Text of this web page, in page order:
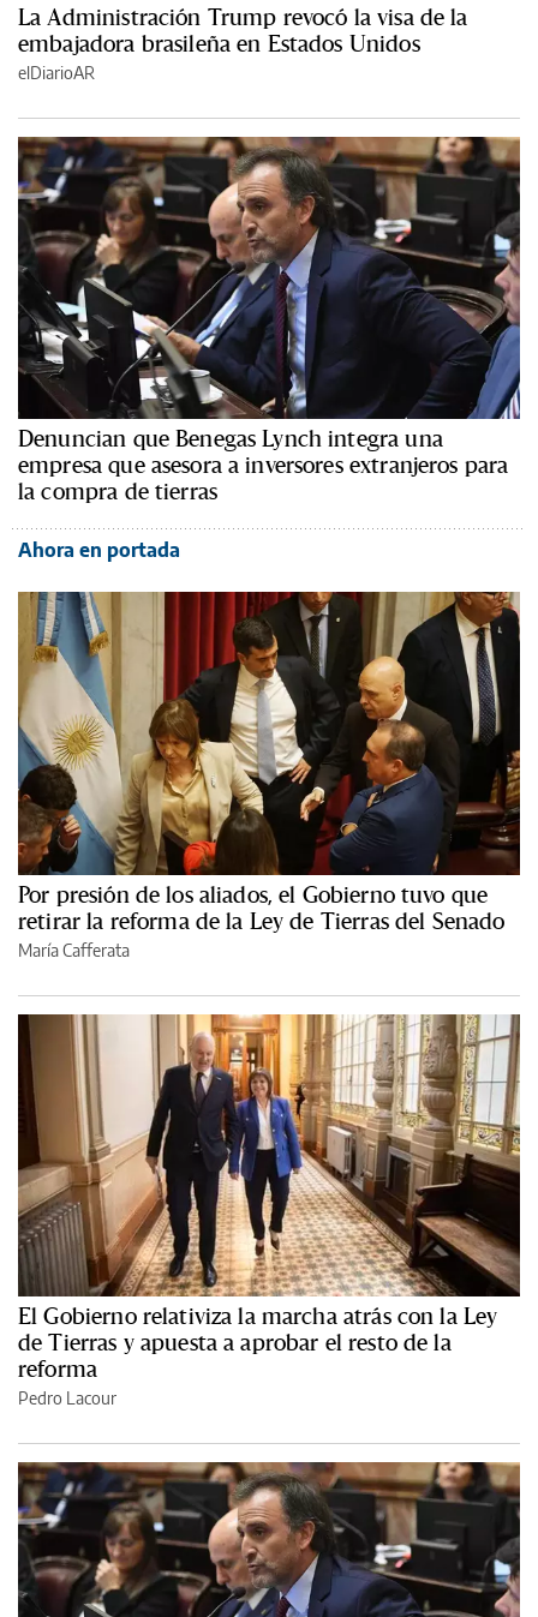
La Administración Trump revocó la visa de la
embajadora brasileña en Estados Unidos
elDiarioAR
Denuncian que Benegas Lynch integra una
empresa que asesora a inversores extranjeros para
la compra de tierras
Ahora en portada
Por presión de los aliados, el Gobierno tuvo que
retirar la reforma de la Ley de Tierras del Senado
María Cafferata
El Gobierno relativiza la marcha atrás con la Ley
de Tierras y apuesta a aprobar el resto de la
reforma
Pedro Lacour